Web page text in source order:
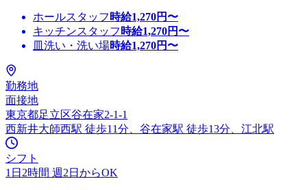
ホールスタッフ 時給1,270円〜
キッチンスタッフ 時給1,270円〜
皿洗い・洗い場時給1,270円〜
勤務地
面接地
東京都足立区谷在家2-1-1
西新井大師西駅 徒歩11分、谷在家駅 徒歩13分、江北駅
シフト
1日2時間 週2日からOK